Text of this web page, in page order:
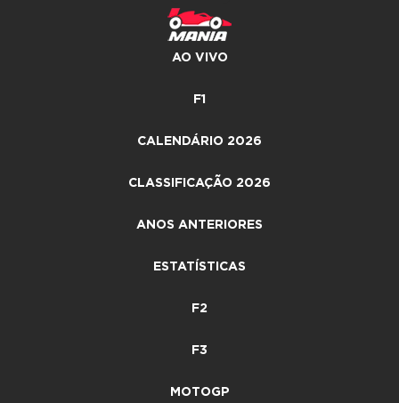
AO VIVO
F1
CALENDÁRIO 2026
CLASSIFICAÇÃO 2026
ANOS ANTERIORES
ESTATÍSTICAS
F2
F3
MOTOGP